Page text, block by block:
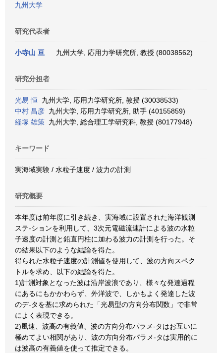
九州大学
研究代表者
小寺山 亘 九州大学, 応用力学研究所, 教授 (80038562)
研究分担者
光易 恒 九州大学, 応用力学研究所, 教授 (30038533)
中村 昌彦 九州大学, 応用力学研究所, 助手 (40155859)
経塚 雄策 九州大学, 総合理工学研究科, 教授 (80177948)
キーワード
実海域実験 / 水粒子速度 / 波力の計測
研究概要
本年度は前年度に引き続き、実海域に設置された海洋観測
ステ-ションを利用して、3次元電磁流速計による波の水粒
子速度の計測と鉛直円柱に加わる波力の計測を行った。そ
の結果以下のような結論を得た。
得られた水粒子速度の計測値を使用して、波の方向スペク
トルを求め、以下の結論を得た。
1)計測対象となった波は沿岸波浪であり、様々な発達過程
にあるにもかかわらず、外洋波で、しかもよく発達した波
のデ-タを基に求められた「光易型の方向分布関数」で非常
によく表現できる。
2)風速、波高の有義値、波の方向分布パラメ-タはお互いに
極めてよい相関があり、波の方向分布パラメ-タは実用的に
は波高の有義値を使って推定できる。